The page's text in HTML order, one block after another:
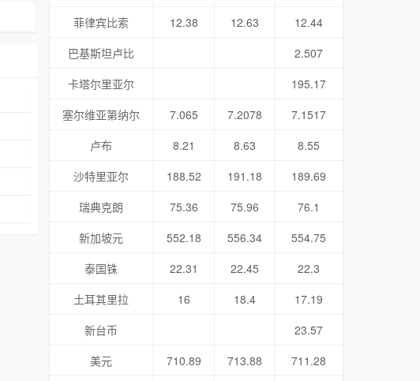
菲律宾比索
12.38 12.63
12.44
巴基斯坦卢比
2.507
卡塔尔里亚尔
195.17
塞尔维亚第纳尔
7.065 7.2078
7.1517
卢布
8.21 8.63
8.55
沙特里亚尔
188.52 191.18
189.69
瑞典克朗
75.36 75.96
76.1
新加坡元
552.18 556.34
554.75
泰国铢
22.31 22.45
22.3
土耳其里拉
16 18.4
17.19
新台币
23.57
美元
710.89 713.88
711.28